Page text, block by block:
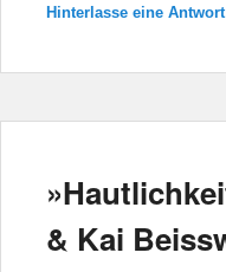
Hinterlasse eine Antwort
& Kai